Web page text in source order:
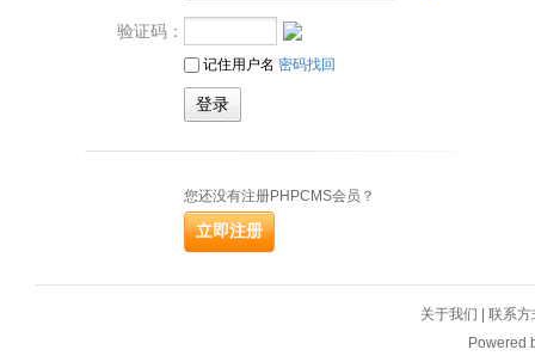
验证码：
记住用户名 密码找回
您还没有注册PHPCMS会员？
关于我们
联系方
Powered